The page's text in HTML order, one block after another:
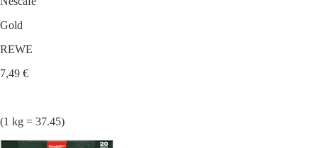
Gold
REWE
7,49 €
(1 kg = 37.45)